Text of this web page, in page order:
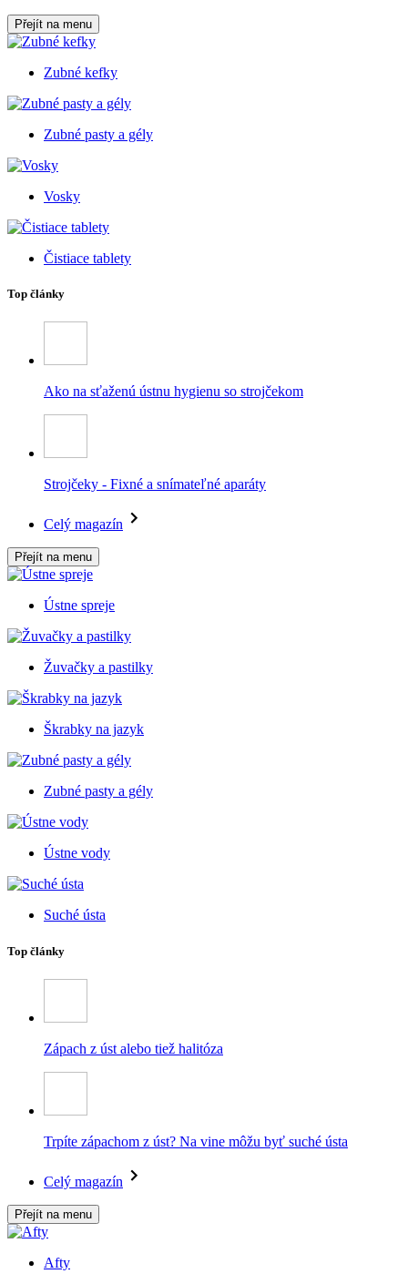
Přejít na menu
Zubné kefky
Zubné pasty a gély
Vosky
Čistiace tablety
Top články
Ako na sťaženú ústnu hygienu so strojčekom
Strojčeky - Fixné a snímateľné aparáty
Celý magazín
Přejít na menu
Ústne spreje
Žuvačky a pastilky
Škrabky na jazyk
Zubné pasty a gély
Ústne vody
Suché ústa
Top články
Zápach z úst alebo tiež halitóza
Trpíte zápachom z úst? Na vine môžu byť suché ústa
Celý magazín
Přejít na menu
Afty